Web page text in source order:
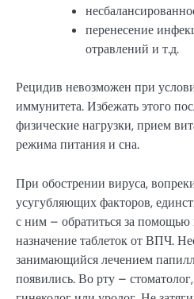
перенесение
отравлений и т.д.
Рецидив невозможен при
иммунитета. Избежать этого
физические нагрузки, прием
режима питания и сна.
При обострении вируса,
усугубляющих факторов,
с ним – обратиться за помощью
назначение таблеток от ВПЧ.
занимающийся лечением
появились. Во рту –